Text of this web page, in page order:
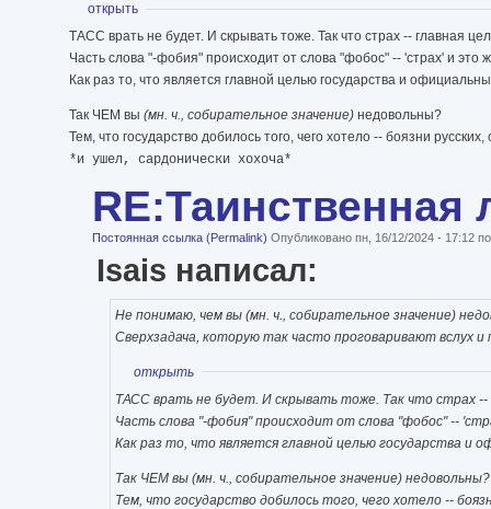
Показать
открыть
ТАСС врать не будет. И скрывать тоже. Так что страх -- главная
Часть слова "-фобия" происходит от слова "фобос" -- 'страх' и это
Как раз то, что является главной целью государства и
Так ЧЕМ вы (мн. ч., собирательное значение) недовольны?
Тем, что государство добилось того, чего хотело -- боязни
*и ушел, сардонически хохоча*
Постоянная ссылка (Permalink) Опубликовано пн, 16/12/2024 - 17:12
Isais написал:
Не понимаю, чем вы (мн. ч., собирательное значение)
Сверхзадача, которую так часто проговаривают вслух
Показать
открыть
ТАСС врать не будет. И скрывать тоже. Так что страх --
Часть слова "-фобия" происходит от слова "фобос" --
Как раз то, что является главной целью государства и
Так ЧЕМ вы (мн. ч., собирательное значение)недовольны?
Тем, что государство добилось того, чего хотело --